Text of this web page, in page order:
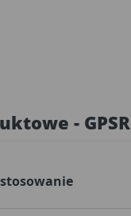
- GPSR